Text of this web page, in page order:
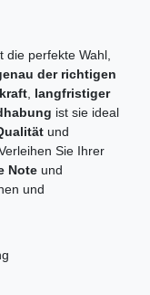
die perfekte Wahl,
der richtigen
langfristiger
ist sie ideal
und
Sie Ihrer
Note und
und